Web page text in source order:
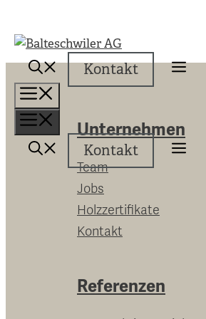
zum
Kontakt
Menü
Kontakt
Unternehmen
Team
Jobs
Holzzertifikate
Kontakt
Referenzen